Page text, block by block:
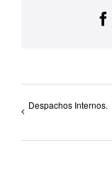
Despachos Internos.